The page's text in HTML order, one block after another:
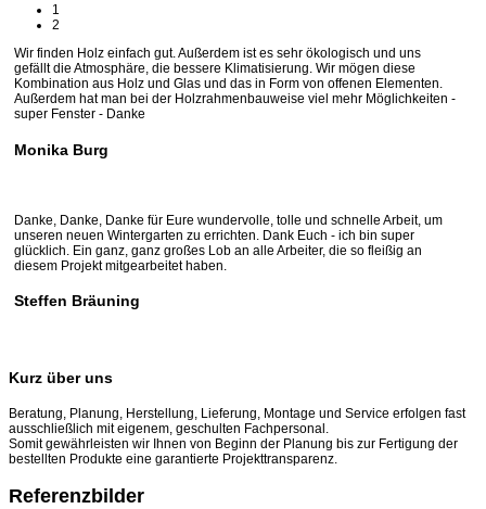
1
2
Wir finden Holz einfach gut. Außerdem ist es sehr ökologisch und uns
gefällt die Atmosphäre, die bessere Klimatisierung. Wir mögen diese
Kombination aus Holz und Glas und das in Form von offenen Elementen.
Außerdem hat man bei der Holzrahmenbauweise viel mehr Möglichkeiten -
super Fenster - Danke
Monika Burg
Danke, Danke, Danke für Eure wundervolle, tolle und schnelle Arbeit, um
unseren neuen Wintergarten zu errichten. Dank Euch - ich bin super
glücklich. Ein ganz, ganz großes Lob an alle Arbeiter, die so fleißig an
diesem Projekt mitgearbeitet haben.
Steffen Bräuning
Kurz über uns
Beratung, Planung, Herstellung, Lieferung, Montage und Service erfolgen fast
ausschließlich mit eigenem, geschulten Fachpersonal.
Somit gewährleisten wir Ihnen von Beginn der Planung bis zur Fertigung der
bestellten Produkte eine garantierte Projekttransparenz.
Referenzbilder